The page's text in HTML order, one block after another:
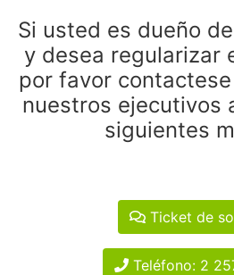
Si usted es dueño
y desea regularizar
por favor
nuestros ejecutivos
siguientes
Ticket de
Teléfono: 2